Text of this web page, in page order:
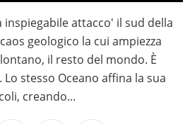
attacco' il sud della
geologico la cui ampiezza
il resto del mondo. È
stesso Oceano affina la sua
creando...